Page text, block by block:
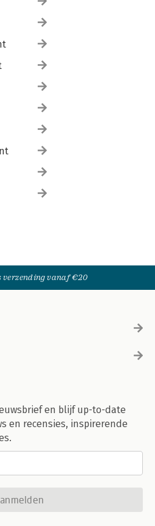
verzending vanaf €20
en blijf up-to-date
en recensies, inspirerende